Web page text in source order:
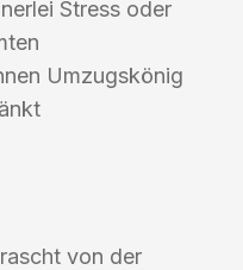
Stress oder
Umzugskönig
von der